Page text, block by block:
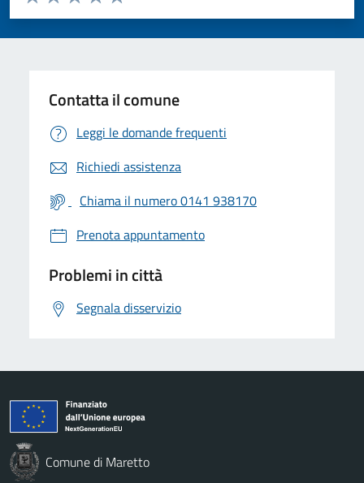
Valuta 5 stelle su 5
Valuta 4 stelle su 5
Valuta 3 stelle su 5
Valuta 2 stelle su 5
Valuta 1 stelle su 5
Contatta il comune
Leggi le domande frequenti
Richiedi assistenza
Chiama il numero 0141 938170
Prenota appuntamento
Problemi in città
Segnala disservizio
Comune di Maretto